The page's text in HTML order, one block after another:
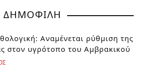
ΔΗΜΟΦΙΛΗ
Αναμένεται ρύθμιση της
στον υγρότοπο του Αμβρακικού